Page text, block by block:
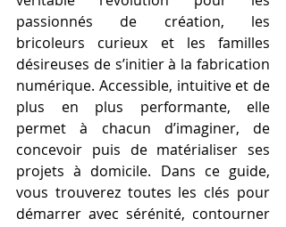
passionnés de création, les
bricoleurs curieux et les familles
désireuses de s’initier à la fabrication
numérique. Accessible, intuitive et de
plus en plus performante, elle
permet à chacun d’imaginer, de
concevoir puis de matérialiser ses
projets à domicile. Dans ce guide,
vous trouverez toutes les clés pour
démarrer avec sérénité, contourner